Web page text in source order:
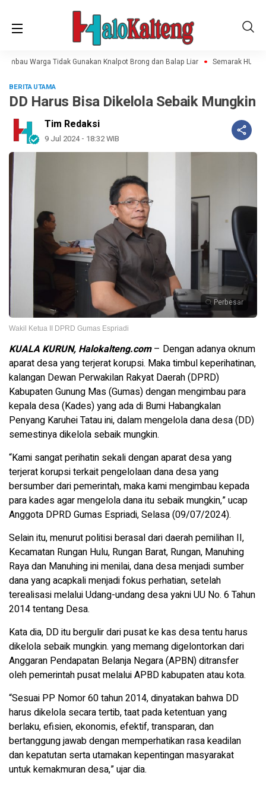
Warga Tidak Gunakan Knalpot Brong dan Balap Liar Semarak HUT
BERITA UTAMA
DD Harus Bisa Dikelola Sebaik Mungkin
Tim Redaksi
9 Jul 2024 - 18:32 WIB
Perbesar
Wakil Ketua II DPRD Gumas Espriadi
KUALA KURUN, Halokalteng.com– Dengan adanya oknum
aparat desa yang terjerat korupsi. Maka timbul keperihatinan,
kalangan Dewan Perwakilan Rakyat Daerah (DPRD)
Kabupaten Gunung Mas (Gumas) dengan mengimbau para
kepala desa (Kades) yang ada di Bumi Habangkalan
Penyang Karuhei Tatau ini, dalam mengelola dana desa (DD)
semestinya dikelola sebaik mungkin.
“Kami sangat perihatin sekali dengan aparat desa yang
terjerat korupsi terkait pengelolaan dana desa yang
bersumber dari pemerintah, maka kami mengimbau kepada
para kades agar mengelola dana itu sebaik mungkin,” ucap
Anggota DPRD Gumas Espriadi, Selasa (09/07/2024).
Selain itu, menurut politisi berasal dari daerah pemilihan II,
Kecamatan Rungan Hulu, Rungan Barat, Rungan, Manuhing
Raya dan Manuhing ini menilai, dana desa menjadi sumber
dana yang acapkali menjadi fokus perhatian, setelah
terealisasi melalui Udang-undang desa yakni UU No. 6 Tahun
2014 tentang Desa.
Kata dia, DD itu bergulir dari pusat ke kas desa tentu harus
dikelola sebaik mungkin. yang memang digelontorkan dari
Anggaran Pendapatan Belanja Negara (APBN) ditransfer
oleh pemerintah pusat melalui APBD kabupaten atau kota.
“Sesuai PP Nomor 60 tahun 2014, dinyatakan bahwa DD
harus dikelola secara tertib, taat pada ketentuan yang
berlaku, efisien, ekonomis, efektif, transparan, dan
bertanggung jawab dengan memperhatikan rasa keadilan
dan kepatutan serta utamakan kepentingan masyarakat
untuk kemakmuran desa,” ujar dia.